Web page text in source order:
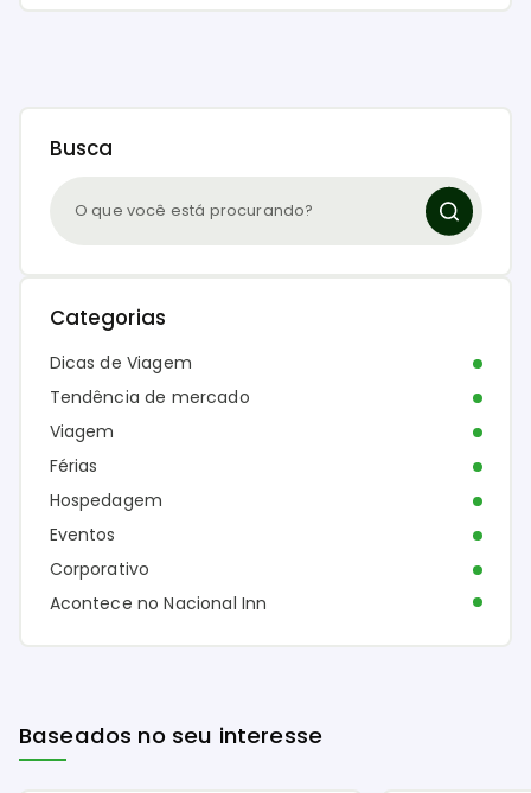
Busca
Categorias
Dicas de Viagem
Tendência de mercado
Viagem
Férias
Hospedagem
Eventos
Corporativo
Acontece no Nacional Inn
Baseados no seu interesse